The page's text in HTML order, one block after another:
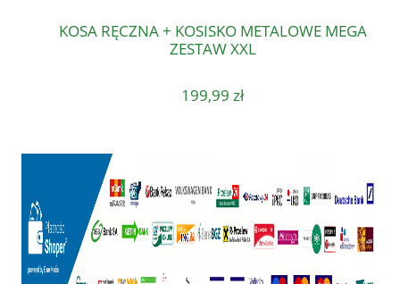
KOSA RĘCZNA + KOSISKO METALOWE MEGA
ZESTAW XXL
199,99 zł